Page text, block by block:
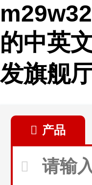
的中英
发旗舰
产品